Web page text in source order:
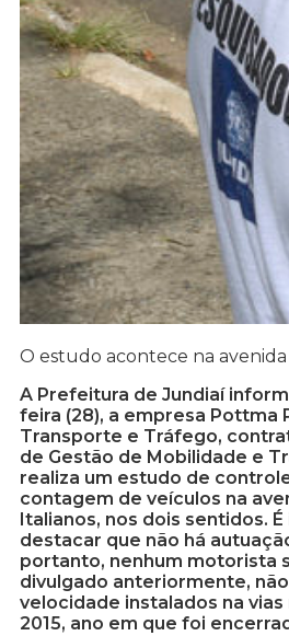
O estudo acontece na
A Prefeitura de Jundiaí
feira (28), a empresa Pottma
Transporte e Tráfego,
de Gestão de Mobilidade e
realiza um estudo de
contagem de veículos na
Italianos, nos dois sentidos.
destacar que não há
portanto, nenhum motorista
divulgado anteriormente,
velocidade instalados na
2015, ano em que foi